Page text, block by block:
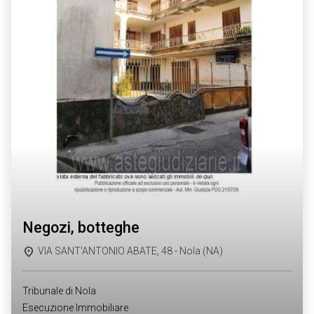
negozi, botteghe
VIA SANT'ANTONIO ABATE, 48 - Nola (NA)
Tribunale di Nola
Esecuzione Immobiliare